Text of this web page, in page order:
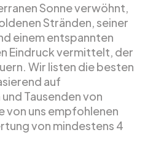
Sonne verwöhnt,
Stränden, seiner
einem entspannten
Eindruck vermittelt, der
Wir listen die besten
auf
Tausenden von
von uns empfohlenen
von mindestens 4